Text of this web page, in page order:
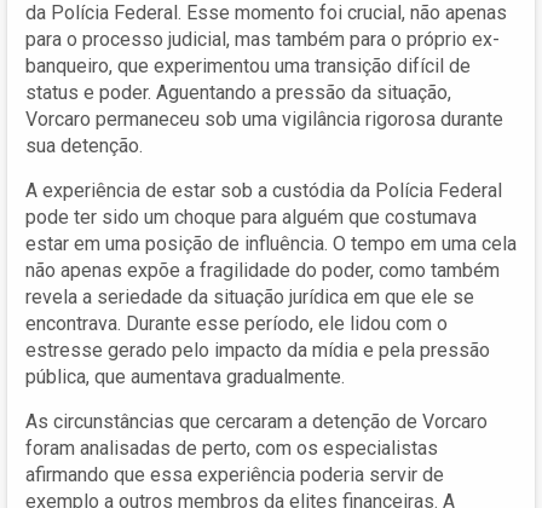
da Polícia Federal. Esse momento foi crucial, não apenas
para o processo judicial, mas também para o próprio ex-
banqueiro, que experimentou uma transição difícil de
status e poder. Aguentando a pressão da situação,
Vorcaro permaneceu sob uma vigilância rigorosa durante
sua detenção.
A experiência de estar sob a custódia da Polícia Federal
pode ter sido um choque para alguém que costumava
estar em uma posição de influência. O tempo em uma cela
não apenas expõe a fragilidade do poder, como também
revela a seriedade da situação jurídica em que ele se
encontrava. Durante esse período, ele lidou com o
estresse gerado pelo impacto da mídia e pela pressão
pública, que aumentava gradualmente.
As circunstâncias que cercaram a detenção de Vorcaro
foram analisadas de perto, com os especialistas
afirmando que essa experiência poderia servir de
exemplo a outros membros da elites financeiras. A